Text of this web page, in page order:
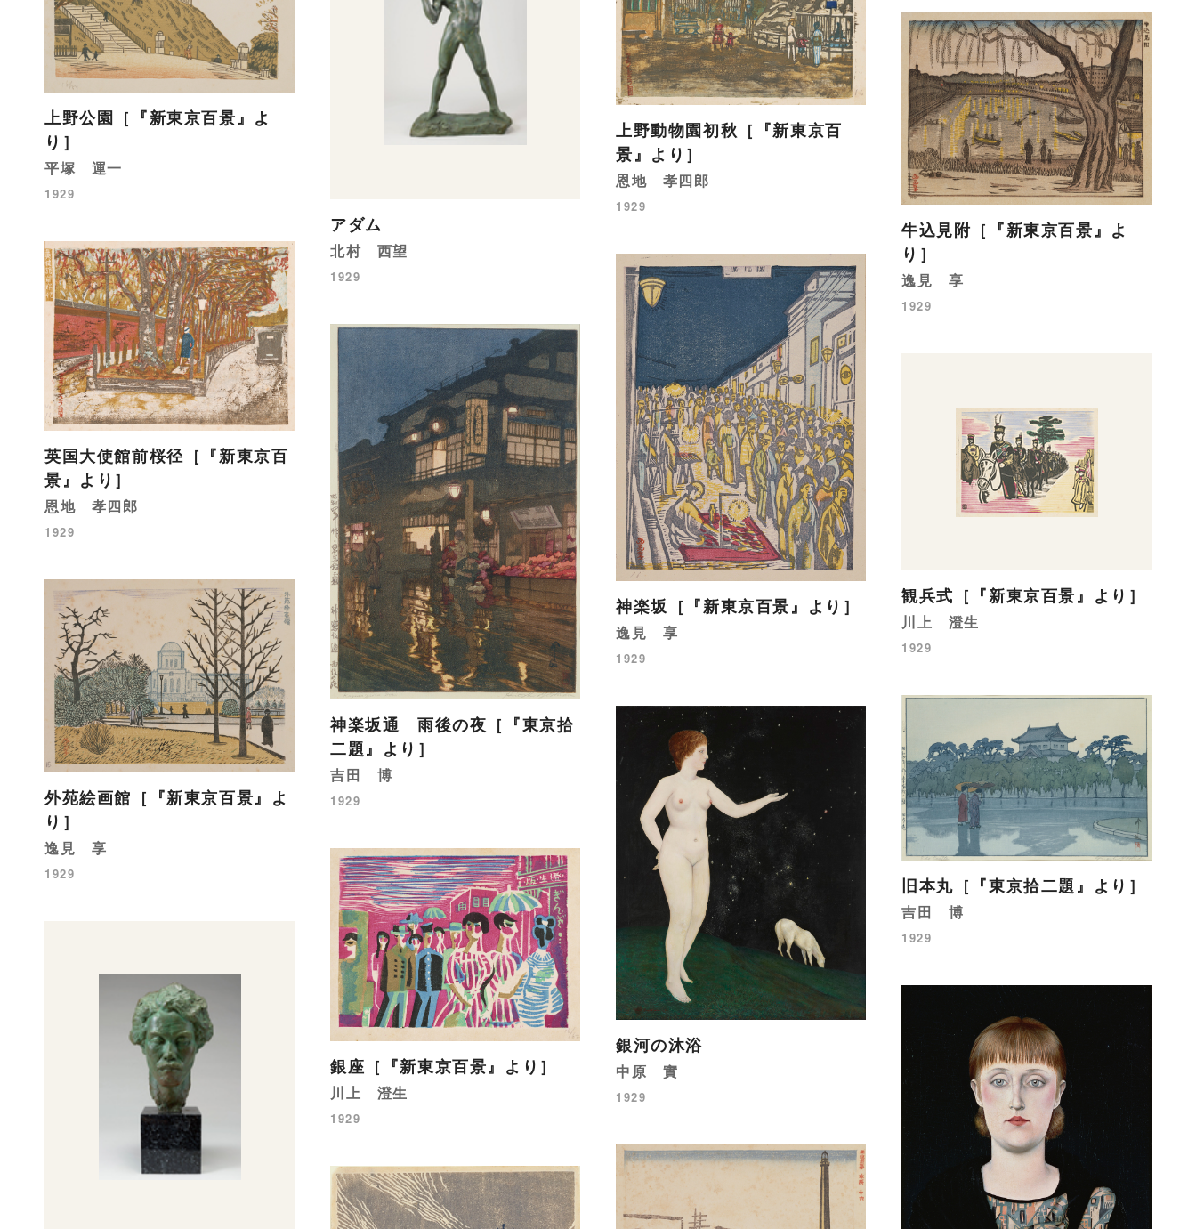
アダム
北村 西望
1929
上野公園［『新東京百景』よ
り］
平塚 運一
1929
上野動物園初秋［『新東京百
景』より］
恩地 孝四郎
1929
牛込見附［『新東京百景』よ
り］
逸見 享
1929
英国大使館前桜径［『新東京百
景』より］
恩地 孝四郎
1929
神楽坂［『新東京百景』より］
逸見 享
1929
神楽坂通 雨後の夜［『東京拾
二題』より］
吉田 博
1929
観兵式［『新東京百景』より］
川上 澄生
1929
外苑絵画館［『新東京百景』よ
り］
逸見 享
1929
旧本丸［『東京拾二題』より］
吉田 博
1929
銀河の沐浴
中原 實
1929
銀座［『新東京百景』より］
川上 澄生
1929